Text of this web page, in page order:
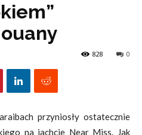
0
828
przyniosły ostatecznie
na jachcie Near Miss. Jak